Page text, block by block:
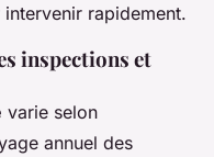
rapidement.
inspections et
varie selon
annuel des